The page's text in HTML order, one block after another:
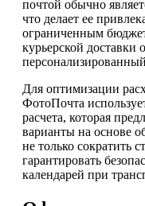
почтой обычно
что делает ее
ограниченным
курьерской доставки
Для оптимизации
ФотоПочта
расчета, которая
варианты на основе
не только сократить
гарантировать
календарей при